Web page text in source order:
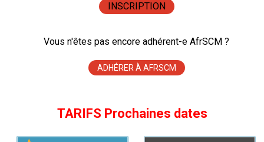
INSCRIPTION
Vous n'êtes pas encore adhérent-e AfrSCM ?
ADHÉRER À AFRSCM
TARIFS Prochaines dates